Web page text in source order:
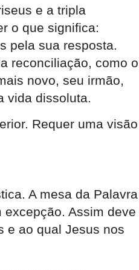
e a tripla
o que significa:
pela sua resposta.
reconciliação, como o
novo, seu irmão,
vida dissoluta.
Requer uma visão
A mesa da Palavra
Assim deve
e ao qual Jesus nos